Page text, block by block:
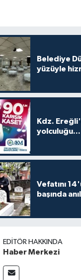
Belediye
yüzüyle
Kdz.
yolculuğu...
Vefatını
başında
EDITÖR HAKKINDA
Haber Merkezi